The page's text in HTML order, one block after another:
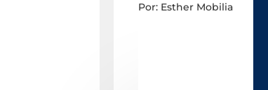
Por: Esther Mobilia